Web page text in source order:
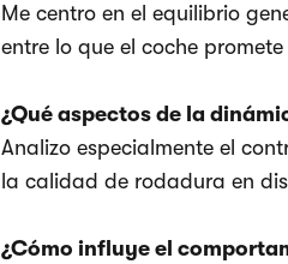
Me centro en el equilibrio
entre lo que el coche
¿Qué aspectos de la
Analizo especialmente el
la calidad de rodadura en
¿Cómo influye el